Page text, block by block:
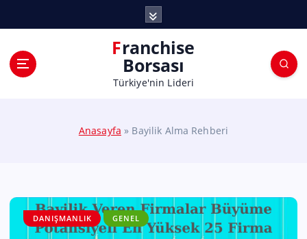
Franchise
Borsası
Türkiye'nin Lideri
Anasayfa » Bayilik Alma Rehberi
DANIŞMANLIK GENEL